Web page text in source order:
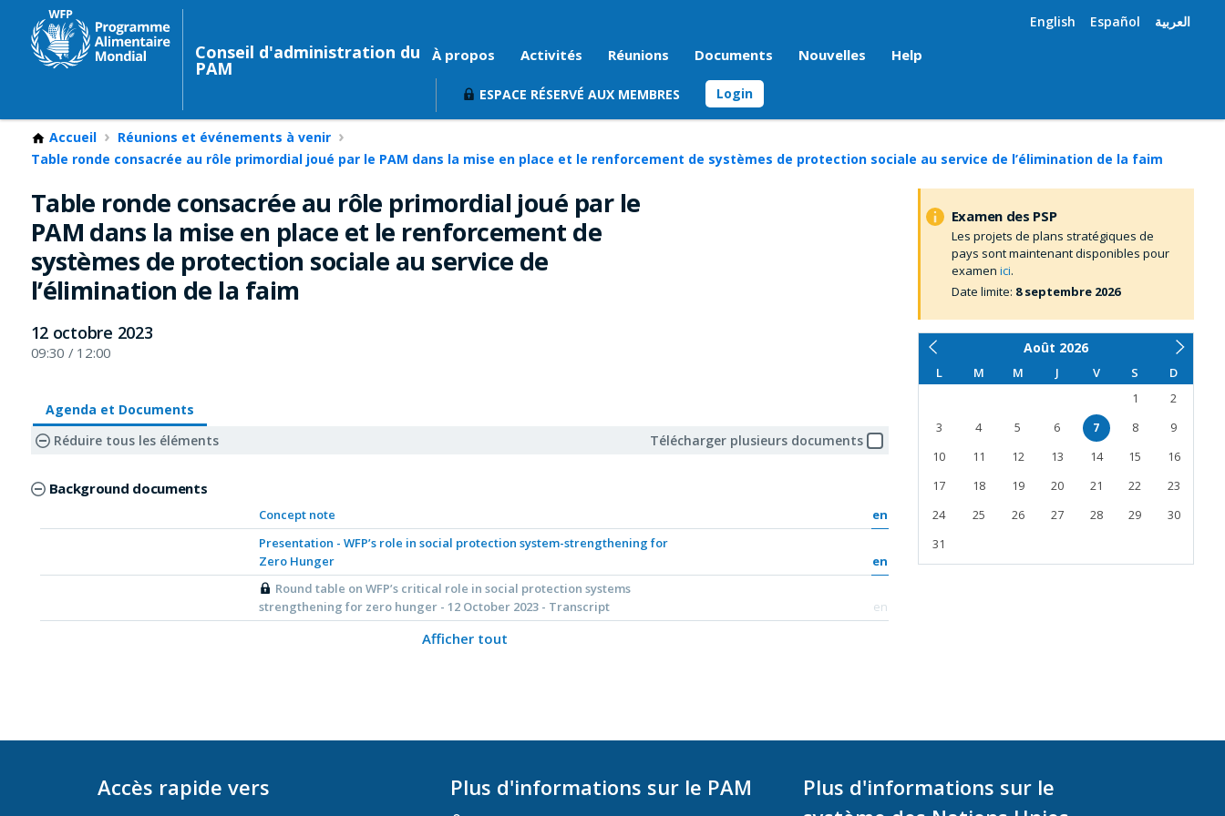
Conseil d'administration du
PAM
English Español العربية
À propos Activités Réunions Documents Nouvelles Help
ESPACE RÉSERVÉ AUX MEMBRES Login
Accueil
Réunions et événements à venir
Table ronde consacrée au rôle primordial joué par le PAM dans la mise en place et le renforcement de systèmes de protection sociale au service de l’élimination de la faim
Table ronde consacrée au rôle primordial joué par le
PAM dans la mise en place et le renforcement de
systèmes de protection sociale au service de
l’élimination de la faim
12 octobre 2023
09:30 / 12:00
Agenda et Documents
Réduire tous les éléments
Télécharger plusieurs documents
Background documents
Concept note
en
Presentation - WFP’s role in social protection system-strengthening for
Zero Hunger
en
Round table on WFP’s critical role in social protection systems
strengthening for zero hunger - 12 October 2023 - Transcript
en
Afficher tout
Examen des PSP
Les projets de plans stratégiques de
pays sont maintenant disponibles pour
examen ici.
Date limite: 8 septembre 2026
Août 2026
L M M J V S D
1
2
3
4 5 6 7 8
9
10
11 12 13 14 15
16
17
18 19 20 21 22
23
24
25 26 27 28 29
30
31
Accès rapide vers Plus d'informations sur le PAM
Plus d'informations sur le